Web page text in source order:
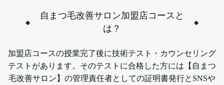
自まつ毛改善サロン加盟店コースと
は？
加盟店コースの授業完了後に技術テスト・カウンセリング
テストがあります。そのテストに合格した方には【自まつ
毛改善サロン】の管理責任者としての証明書発行とSNSや